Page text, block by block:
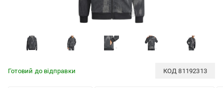
Готовий до відправки КОД81192313